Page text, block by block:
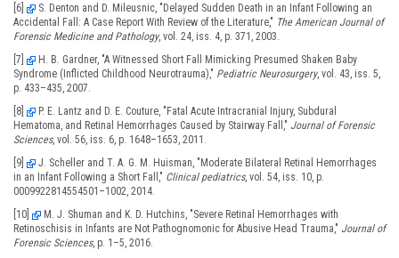
[6]
S. Denton and D. Mileusnic, "Delayed Sudden Death in an Infant Following an
Accidental Fall: A Case Report With Review of the Literature," The American Journal of
Forensic Medicine and Pathology, vol. 24, iss. 4, p. 371, 2003.
[7]
H. B. Gardner, "A Witnessed Short Fall Mimicking Presumed Shaken Baby
Syndrome (Inflicted Childhood Neurotrauma)," Pediatric Neurosurgery, vol. 43, iss. 5,
p. 433–435, 2007.
[8]
P. E. Lantz and D. E. Couture, "Fatal Acute Intracranial Injury, Subdural
Hematoma, and Retinal Hemorrhages Caused by Stairway Fall," Journal of Forensic
Sciences, vol. 56, iss. 6, p. 1648–1653, 2011.
[9]
J. Scheller and T. A. G. M. Huisman, "Moderate Bilateral Retinal Hemorrhages
in an Infant Following a Short Fall," Clinical pediatrics, vol. 54, iss. 10, p.
0009922814554501–1002, 2014.
[10]
M. J. Shuman and K. D. Hutchins, "Severe Retinal Hemorrhages with
Retinoschisis in Infants are Not Pathognomonic for Abusive Head Trauma," Journal of
Forensic Sciences, p. 1–5, 2016.